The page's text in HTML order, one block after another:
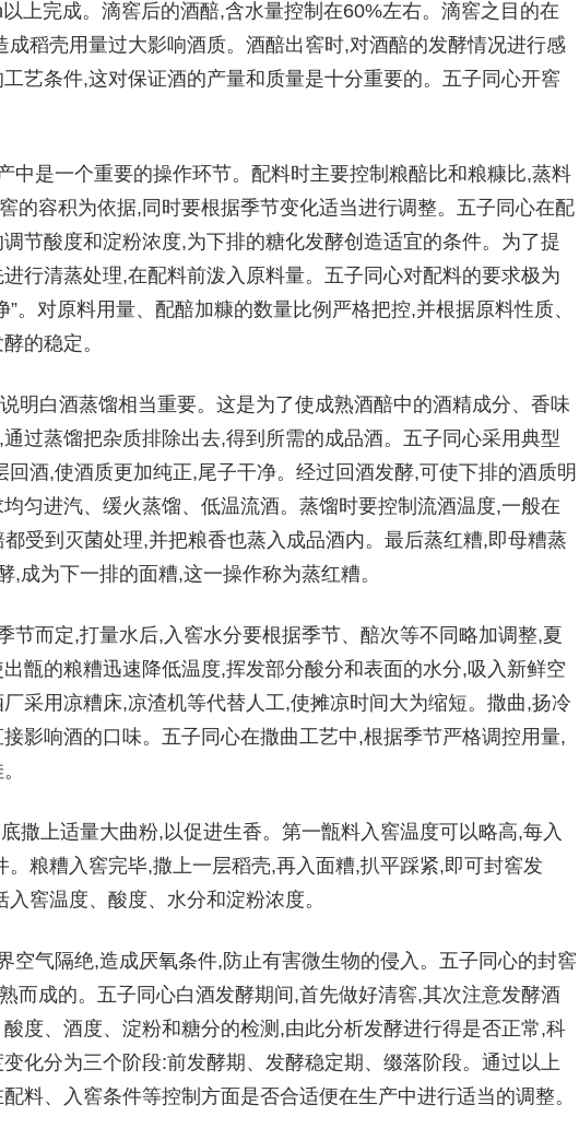
上完成。滴窖后的酒醅,含水量控制在60%左右。滴窖之目的在
稻壳用量过大影响酒质。酒醅出窖时,对酒醅的发酵情况进行感
艺条件,这对保证酒的产量和质量是十分重要的。五子同心开窖
中是一个重要的操作环节。配料时主要控制粮醅比和粮糠比,蒸料
的容积为依据,同时要根据季节变化适当进行调整。五子同心在配
节酸度和淀粉浓度,为下排的糖化发酵创造适宜的条件。为了提
行清蒸处理,在配料前泼入原料量。五子同心对配料的要求极为
。对原料用量、配醅加糠的数量比例严格把控,并根据原料性质、
的稳定。
明白酒蒸馏相当重要。这是为了使成熟酒醅中的酒精成分、香味
过蒸馏把杂质排除出去,得到所需的成品酒。五子同心采用典型
酒,使酒质更加纯正,尾子干净。经过回酒发酵,可使下排的酒质明
匀进汽、缓火蒸馏、低温流酒。蒸馏时要控制流酒温度,一般在
受到灭菌处理,并把粮香也蒸入成品酒内。最后蒸红糟,即母糟蒸
成为下一排的面糟,这一操作称为蒸红糟。
节而定,打量水后,入窖水分要根据季节、醅次等不同略加调整,夏
甑的粮糟迅速降低温度,挥发部分酸分和表面的水分,吸入新鲜空
采用凉糟床,凉渣机等代替人工,使摊凉时间大为缩短。撒曲,扬冷
影响酒的口味。五子同心在撒曲工艺中,根据季节严格调控用量,
撒上适量大曲粉,以促进生香。第一甑料入窖温度可以略高,每入
粮糟入窖完毕,撒上一层稻壳,再入面糟,扒平踩紧,即可封窖发
窖温度、酸度、水分和淀粉浓度。
空气隔绝,造成厌氧条件,防止有害微生物的侵入。五子同心的封窖
而成的。五子同心白酒发酵期间,首先做好清窖,其次注意发酵酒
度、酒度、淀粉和糖分的检测,由此分析发酵进行得是否正常,科
化分为三个阶段:前发酵期、发酵稳定期、缀落阶段。通过以上
料、入窖条件等控制方面是否合适便在生产中进行适当的调整。